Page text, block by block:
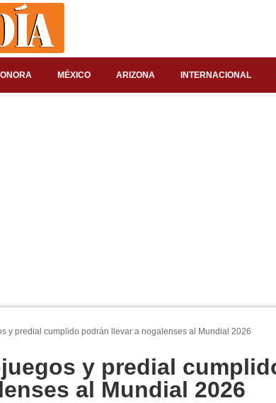
MÉXICO ARIZONA INTERNACIONAL
y predial cumplido podrán llevar a nogalenses al Mundial 2026
y predial
al Mundial 2026